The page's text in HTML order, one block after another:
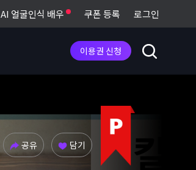
AI 얼굴인식 배우 쿠폰 등록 로그인
이용권 신청
공유 담기